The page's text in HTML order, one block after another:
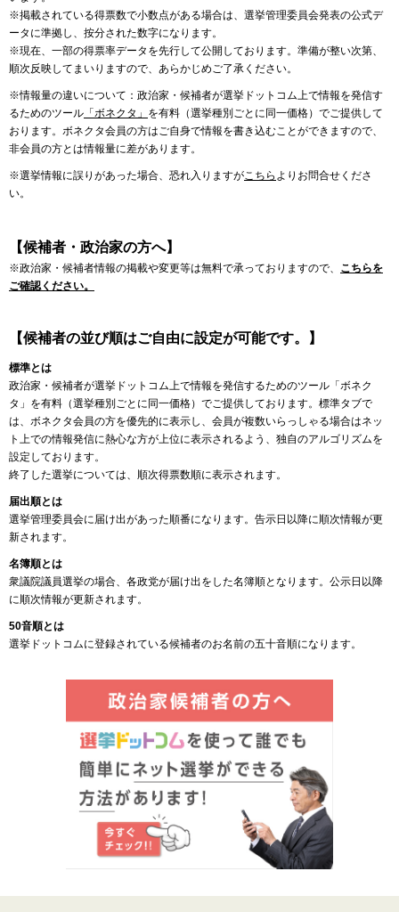
※掲載されている得票数で小数点がある場合は、選挙管理委員会発表の公式デ
ータに準拠し、按分された数字になります。
※現在、一部の得票率データを先行して公開しております。準備が整い次第、
順次反映してまいりますので、あらかじめご了承ください。
※情報量の違いについて：政治家・候補者が選挙ドットコム上で情報を発信す
るためのツール 「ボネクタ」 を有料（選挙種別ごとに同一価格）でご提供して
おります。ボネクタ会員の方はご自身で情報を書き込むことができますので、
非会員の方とは情報量に差があります。
※選挙情報に誤りがあった場合、恐れ入りますがこちら よりお問合せくださ
い。
【候補者・政治家の方へ】
※政治家・候補者情報の掲載や変更等は無料で承っておりますので、 こちらを
ご確認ください。
【候補者の並び順はご自由に設定が可能です。】
標準とは
政治家・候補者が選挙ドットコム上で情報を発信するためのツール「ボネク
タ」を有料（選挙種別ごとに同一価格）でご提供しております。標準タブで
は、ボネクタ会員の方を優先的に表示し、会員が複数いらっしゃる場合はネッ
ト上での情報発信に熱心な方が上位に表示されるよう、独自のアルゴリズムを
設定しております。
終了した選挙については、順次得票数順に表示されます。
届出順とは
選挙管理委員会に届け出があった順番になります。告示日以降に順次情報が更
新されます。
名簿順とは
衆議院議員選挙の場合、各政党が届け出をした名簿順となります。公示日以降
に順次情報が更新されます。
50音順とは
選挙ドットコムに登録されている候補者のお名前の五十音順になります。